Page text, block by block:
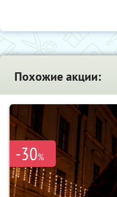
Похожие акции:
-30%